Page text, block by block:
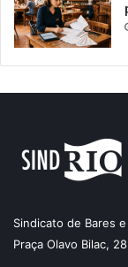
Sindicato de Bares
Praça Olavo Bilac,